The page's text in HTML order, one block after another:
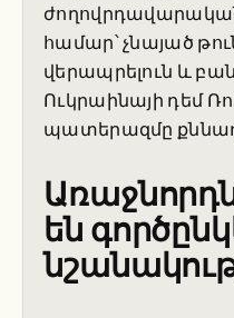
համար՝ չնայած
վերապրելուն և
Ուկրաինայի դեմ
պատերազմը
են